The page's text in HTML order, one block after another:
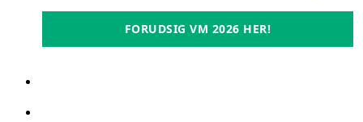
FORUDSIG VM 2026 HER!